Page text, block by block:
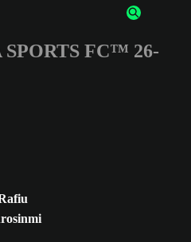
3 characters or numbers
FC™ 26-